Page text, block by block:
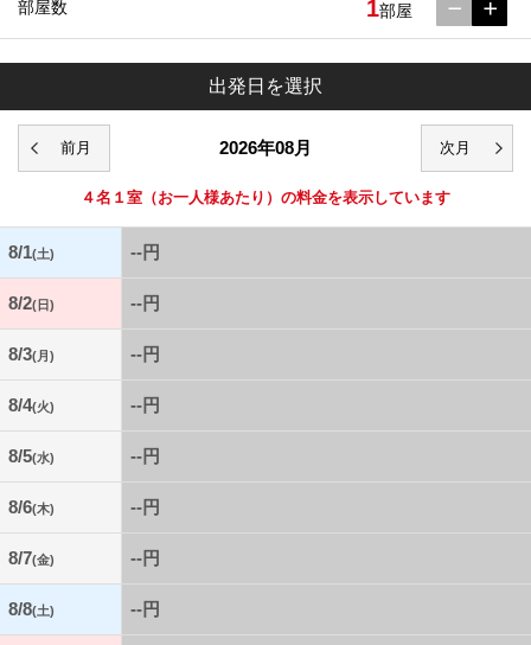
部屋数 1部屋
出発日を選択
2026年08月
４名１室 （お一人様あたり）の料金を表示しています
8/1(土) --円
8/2(日) --円
8/3(月) --円
8/4(火) --円
8/5(水) --円
8/6(木) --円
8/7(金) --円
8/8(土) --円